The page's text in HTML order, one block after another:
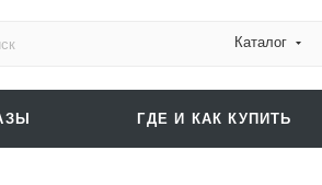
Каталог
ГДЕ И КАК КУПИТЬ